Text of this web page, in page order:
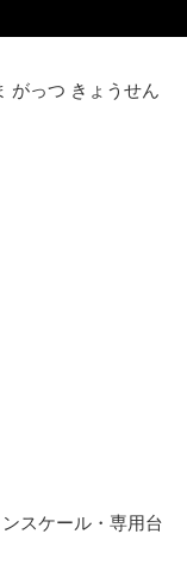
がっつ きょうせん
スケール・専用台